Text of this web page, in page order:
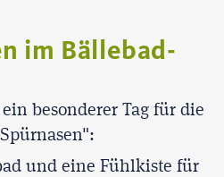
im Bällebad-
besonderer Tag für die
und eine Fühlkiste für